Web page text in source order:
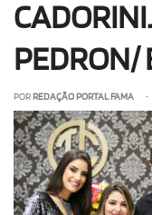
PEDRON/
POR REDAÇÃO PORTAL FAMA